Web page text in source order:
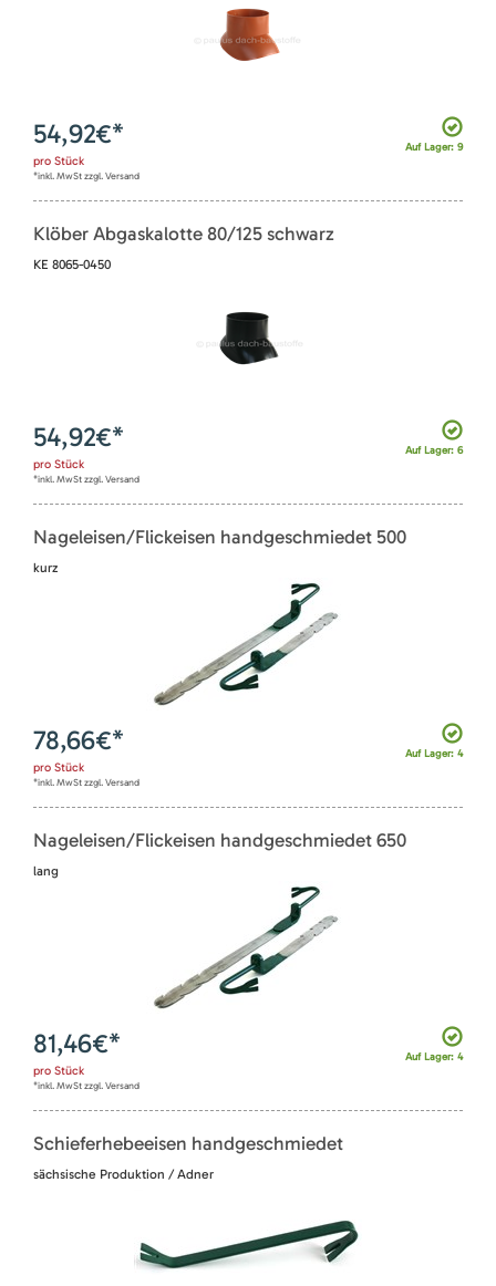
Auf Lager: 9
54,92€*
pro Stück
*inkl. MwSt zzgl. Versand
Klöber Abgaskalotte 80/125 schwarz
KE 8065-0450
Auf Lager: 6
54,92€*
pro Stück
*inkl. MwSt zzgl. Versand
Nageleisen/Flickeisen handgeschmiedet 500
kurz
Auf Lager: 4
78,66€*
pro Stück
*inkl. MwSt zzgl. Versand
Nageleisen/Flickeisen handgeschmiedet 650
lang
Auf Lager: 4
81,46€*
pro Stück
*inkl. MwSt zzgl. Versand
Schieferhebeeisen handgeschmiedet
sächsische Produktion / Adner